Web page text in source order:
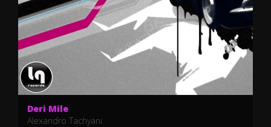
Deri Mile
Alexandro Tachyani